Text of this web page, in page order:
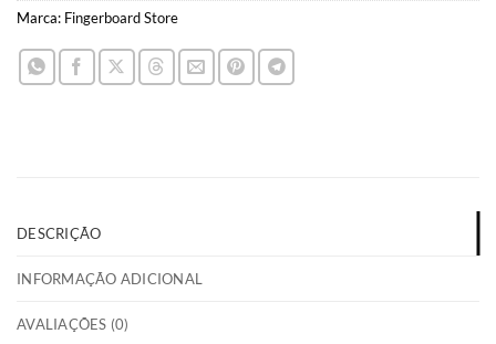
Marca: Fingerboard Store
DESCRIÇÃO
INFORMAÇÃO ADICIONAL
AVALIAÇÕES (0)